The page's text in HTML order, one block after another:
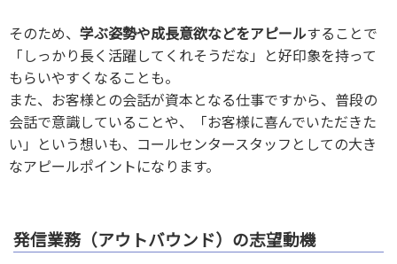
そのため、 学ぶ姿勢や成長意欲などをアピールすることで
「しっかり長く活躍してくれそうだな」と好印象を持って
もらいやすくなることも。
また、お客様との会話が資本となる仕事ですから、普段の
会話で意識していることや、「お客様に喜んでいただきた
い」という想いも、コールセンタースタッフとしての大き
なアピールポイントになります。
発信業務（アウトバウンド）の志望動機